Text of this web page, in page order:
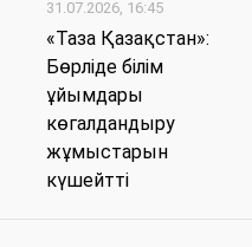
31.07.2026, 16:45
«Таза Қазақстан»:
Бөрліде білім
ұйымдары
көгалдандыру
жұмыстарын
күшейтті